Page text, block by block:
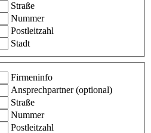
Straße
Nummer
Postleitzahl
Stadt
Firmeninfo
Ansprechpartner (optional)
Straße
Nummer
Postleitzahl